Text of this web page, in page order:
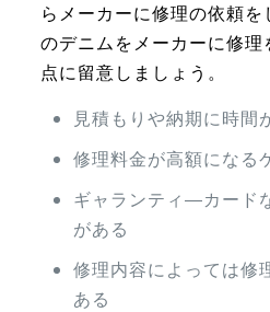
らメーカーに修理の依頼
のデニムをメーカーに修
点に留意しましょう。
見積もりや納期に時間
修理料金が高額になる
ギャランティ―カード
がある
修理内容によっては修
ある